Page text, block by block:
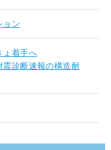
ョン
ょ着手へ
震診断速報の構造耐